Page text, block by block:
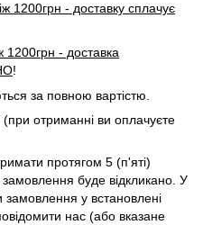
1200грн - доставку сплачує
1200грн - доставка
!
за повною вартістю.
отриманні ви оплачуєте
протягом 5 (п'яті)
буде відкликано. У
замовлення у встановлені
нас (або вказане